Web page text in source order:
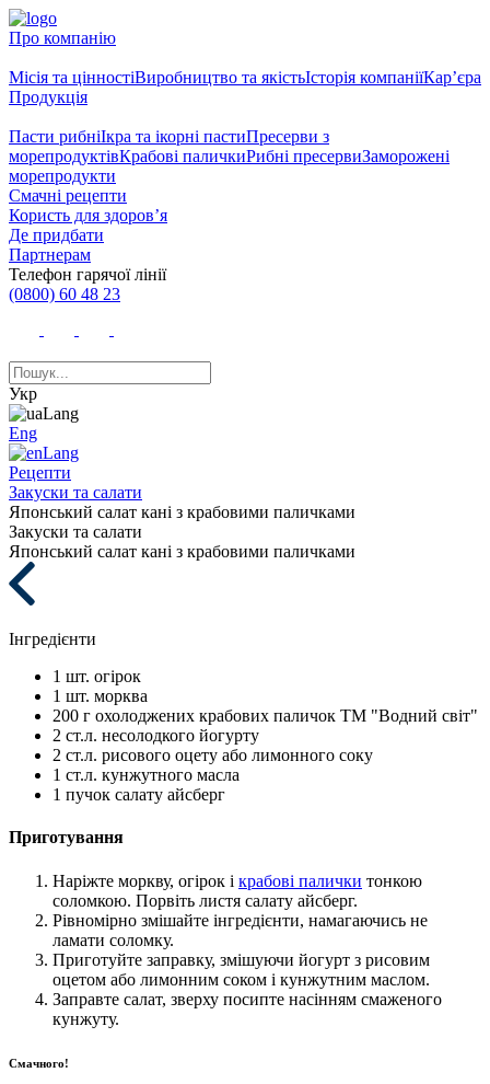
Про компанію
Місія та цінностіВиробництво та якістьІсторія компаніїКар’єра
Продукція
Пасти рибніІкра та ікорні пастиПресерви з
морепродуктівКрабові паличкиРибні пресервиЗаморожені
морепродукти
Смачні рецепти
Користь для здоров’я
Де придбати
Партнерам
Телефон гарячої лінії
(0800) 60 48 23
Укр
Eng
Рецепти
Закуски та салати
Японський салат кані з крабовими паличками
Закуски та салати
Японський салат кані з крабовими паличками
Інгредієнти
1 шт. огірок
1 шт. морква
200 г охолоджених крабових паличок ТМ "Водний світ"
2 ст.л. несолодкого йогурту
2 ст.л. рисового оцету або лимонного соку
1 ст.л. кунжутного масла
1 пучок салату айсберг
Приготування
Наріжте моркву, огірок і крабові палички тонкою
соломкою. Порвіть листя салату айсберг.
Рівномірно змішайте інгредієнти, намагаючись не
ламати соломку.
Приготуйте заправку, змішуючи йогурт з рисовим
оцетом або лимонним соком і кунжутним маслом.
Заправте салат, зверху посипте насінням смаженого
кунжуту.
Смачного!